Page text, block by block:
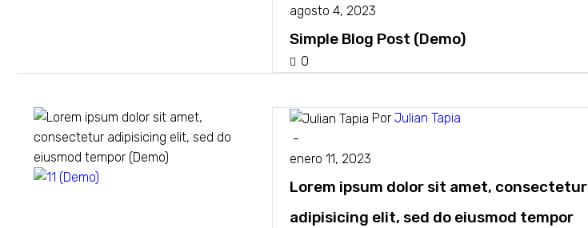
agosto 4, 2023
Simple Blog Post (Demo)
0
PorJulian Tapia
-
enero 11, 2023
Lorem ipsum dolor sit amet, consectetur
adipisicing elit, sed do eiusmod tempor